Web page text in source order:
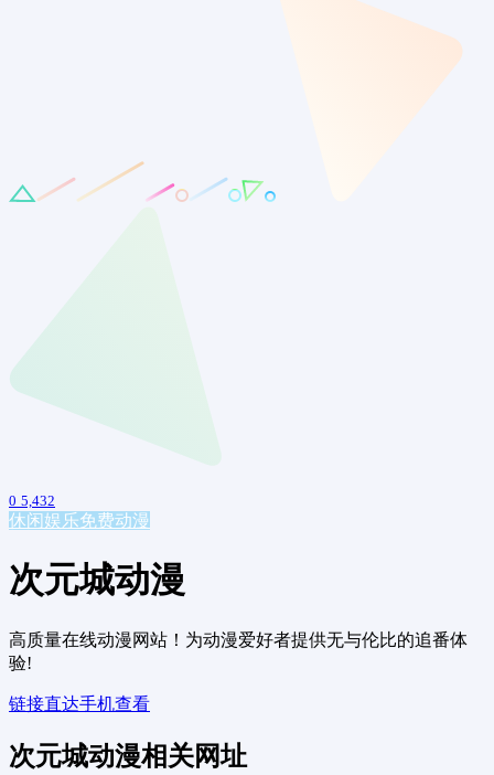
0 5,432
休闲娱乐免费动漫
次元城动漫
高质量在线动漫网站！为动漫爱好者提供无与伦比的追番体
验!
链接直达手机查看
次元城动漫相关网址